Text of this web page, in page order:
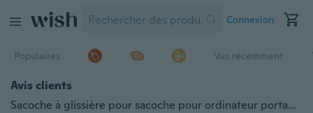
Connexion
Populaires Vus récemment
Avis clients
Sacoche à glissière pour sacoche pour ordinateur portable Macbook AIR PRO Retina Notebook Bag